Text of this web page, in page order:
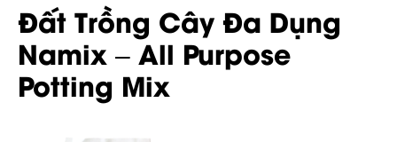
Đất Trồng Cây Đa Dụng
Namix – All Purpose
Potting Mix